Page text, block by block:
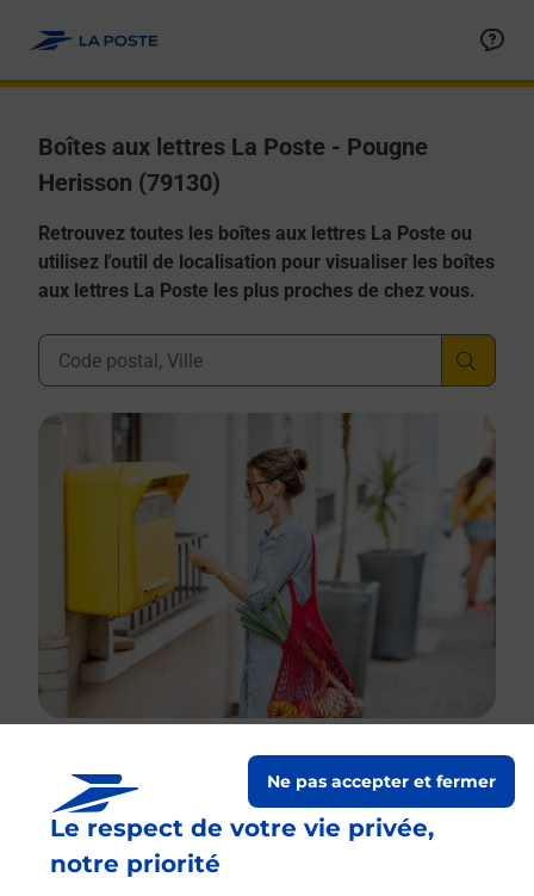
Le respect de votre vie privée,
notre priorité
Ne pas accepter et fermer
Boîtes aux lettres La Poste - Pougne
Herisson (79130)
Retrouvez toutes les boîtes aux lettres La Poste ou
utilisez l'outil de localisation pour visualiser les boîtes
aux lettres La Poste les plus proches de chez vous.
Ville, Département, Code Postal
Boîte aux lettres La Poste
Collecte du courrier aujourd'hui à
Le lien s'ouvre dans un nouvel onglet